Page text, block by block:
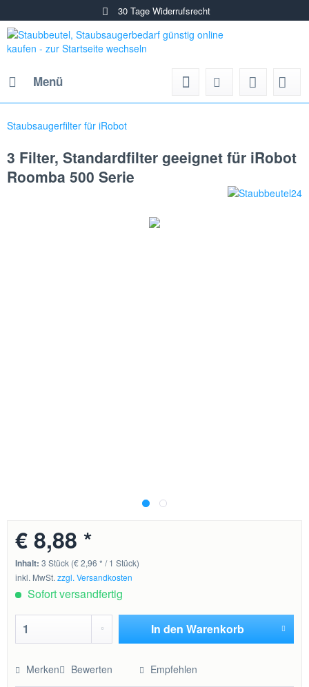
30 Tage Widerrufsrecht
Menü
Staubsaugerfilter für iRobot
3 Filter, Standardfilter geeignet für iRobot
Roomba 500 Serie
€ 8,88 *
Inhalt:3 Stück (€ 2,96 * / 1 Stück)
inkl. MwSt.zzgl. Versandkosten
Sofort versandfertig
In den Warenkorb
Merken Bewerten Empfehlen